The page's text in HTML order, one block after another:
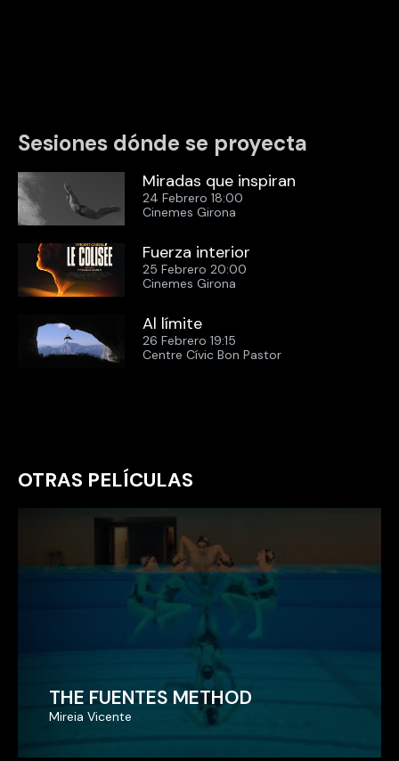
Sesiones dónde se proyecta
Miradas que inspiran
24 Febrero 18:00
Cinemes Girona
Fuerza interior
25 Febrero 20:00
Cinemes Girona
Al límite
26 Febrero 19:15
Centre Cívic Bon Pastor
OTRAS PELÍCULAS
THE FUENTES METHOD
Mireia Vicente
THE FUENTES METHOD
Mireia Vicente